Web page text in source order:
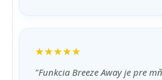
★★★★★
"Funkcia Breeze Away je pre